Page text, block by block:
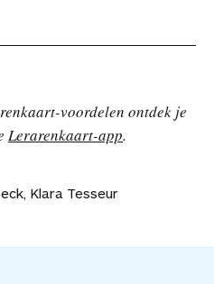
voordelen ontdek je
Lerarenkaart-app.
Klara Tesseur